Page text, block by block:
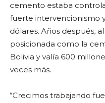
cemento estaba
fuerte intervencionismo
dólares. Años después,
posicionada como la
Bolivia y valía 600
veces más.
“Crecimos trabajando